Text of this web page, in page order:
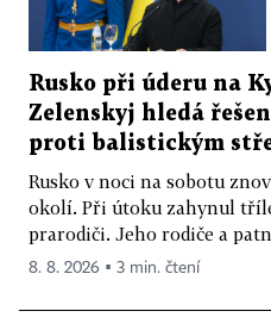
Rusko při úderu na
Zelenskyj hledá
proti balistickým
Rusko v noci na sobotu
okolí. Při útoku zahynul
prarodiči. Jeho rodiče a
8. 8. 2026 ▪ 3 min. čtení